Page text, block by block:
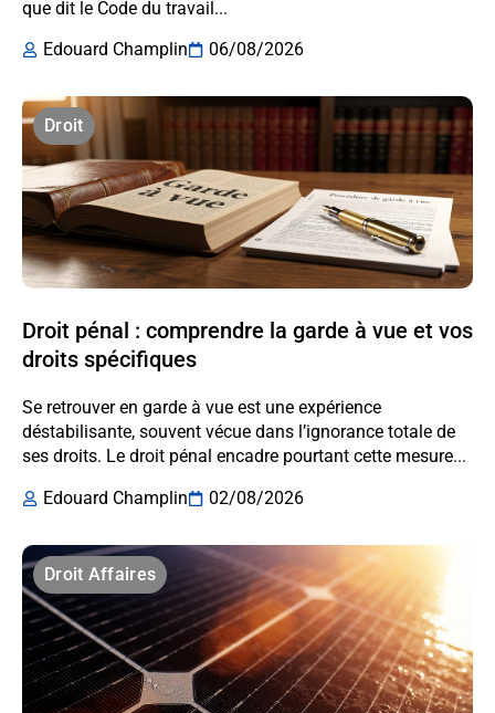
que dit le Code du travail...
Edouard Champlin
06/08/2026
Droit
Droit pénal : comprendre la garde à vue et vos
droits spécifiques
Se retrouver en garde à vue est une expérience
déstabilisante, souvent vécue dans l’ignorance totale de
ses droits. Le droit pénal encadre pourtant cette mesure...
Edouard Champlin
02/08/2026
Droit Affaires